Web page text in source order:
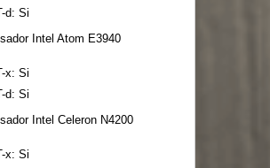
d: Si
Intel Atom E3940
x: Si
d: Si
Intel Celeron N4200
x: Si